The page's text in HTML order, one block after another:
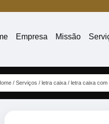
Empresa Missão
Serviços letra caixa letra caixa com